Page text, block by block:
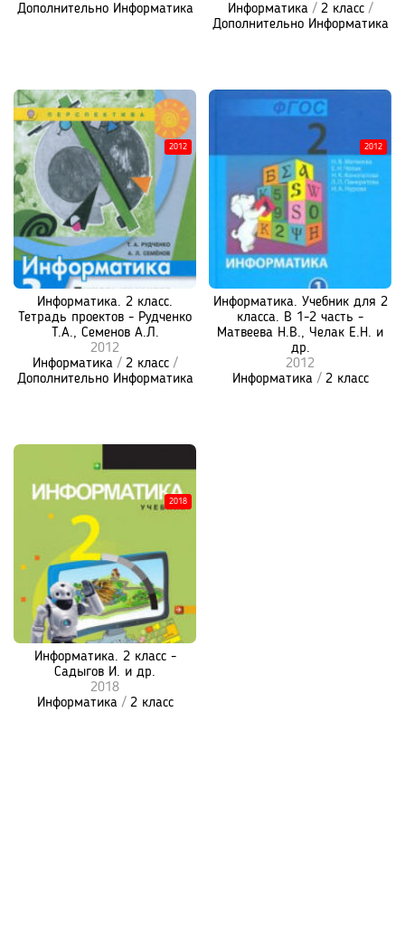
Дополнительно Информатика
Информатика / 2 класс /
Дополнительно Информатика
Информатика. 2 класс.
Тетрадь проектов - Рудченко
Т.А., Семенов А.Л.
2012
Информатика / 2 класс /
Дополнительно Информатика
2012
Информатика. Учебник для 2
класса. В 1-2 часть -
Матвеева Н.В., Челак Е.Н. и
др.
2012
Информатика/ 2 класс
2012
Информатика. 2 класс -
Садыгов И. и др.
2018
Информатика/ 2 класс
2018